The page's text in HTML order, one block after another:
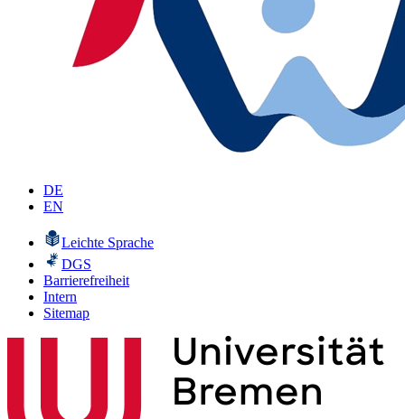
DE
EN
Leichte Sprache
DGS
Barrierefreiheit
Intern
Sitemap